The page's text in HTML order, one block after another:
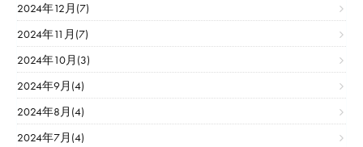
2024年12月(7)
2024年11月(7)
2024年10月(3)
2024年9月(4)
2024年8月(4)
2024年7月(4)